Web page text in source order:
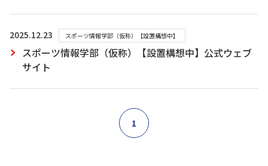
2025.12.23 スポーツ情報学部（仮称）【設置構想中】
スポーツ情報学部（仮称）【設置構想中】公式ウェブ
サイト
1